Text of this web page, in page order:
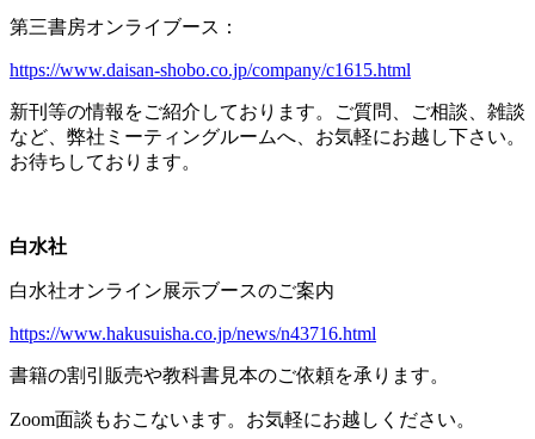
第三書房オンライブース：
https://www.daisan-shobo.co.jp/company/c1615.html
新刊等の情報をご紹介しております。ご質問、ご相談、雑談
など、弊社ミーティングルームへ、お気軽にお越し下さい。
お待ちしております。
白水社
白水社オンライン展示ブースのご案内
https://www.hakusuisha.co.jp/news/n43716.html
書籍の割引販売や教科書見本のご依頼を承ります。
Zoom面談もおこないます。お気軽にお越しください。